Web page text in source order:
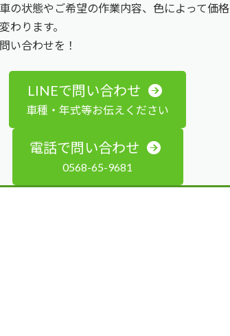
の状態やご希望の作業内容、色によって価格
わります。
い合わせを！
LINEで問い合わせ
車種・年式等お伝えください
電話で問い合わせ
0568-65-9681